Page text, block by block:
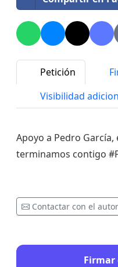
Petición
Visibilidad
Apoyo a Pedro
terminamos contigo
Contactar con el autor
Firmar